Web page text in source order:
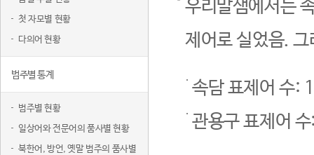
첫 자모별 현황
다의어 현황
범주별 통계
범주별 현황
일상어와 전문어의 품사별 현황
북한어, 방언, 옛말 범주의 품사별
우리말샘에서는
제어로 실었음.
속담 표제어 수:
관용구 표제어